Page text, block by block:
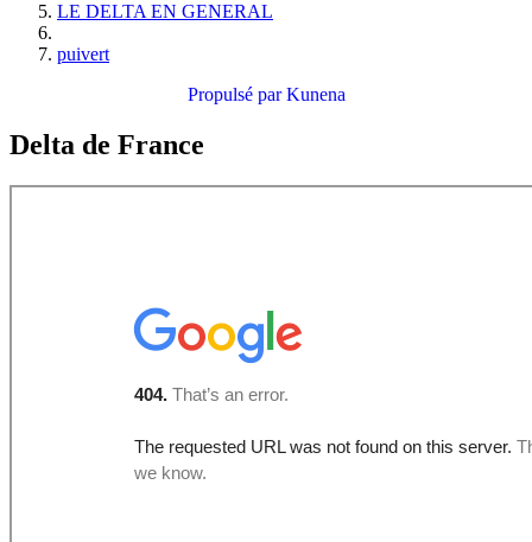
LE DELTA EN GENERAL
puivert
Propulsé parKunena
Delta de France